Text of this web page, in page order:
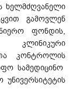
ხელმძღვანელი
გამოვლენ
ფონდის,
კლინიკური
კონტროლის
სამედიცინო
უნივერსიტეტის